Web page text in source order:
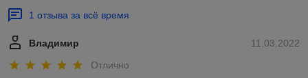
1 отзыва за всё время
11.03.2022
Владимир
Отлично